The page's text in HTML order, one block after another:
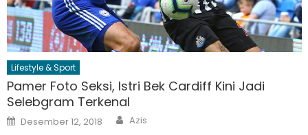
Lifestyle & Sport
Pamer Foto Seksi, Istri Bek Cardiff Kini Jadi
Selebgram Terkenal
Posted
on
Desember 12, 2018 Author
Azis